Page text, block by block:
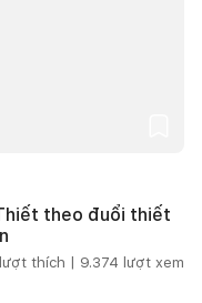
theo đuổi thiết
lượt thích | 9.374 lượt xem